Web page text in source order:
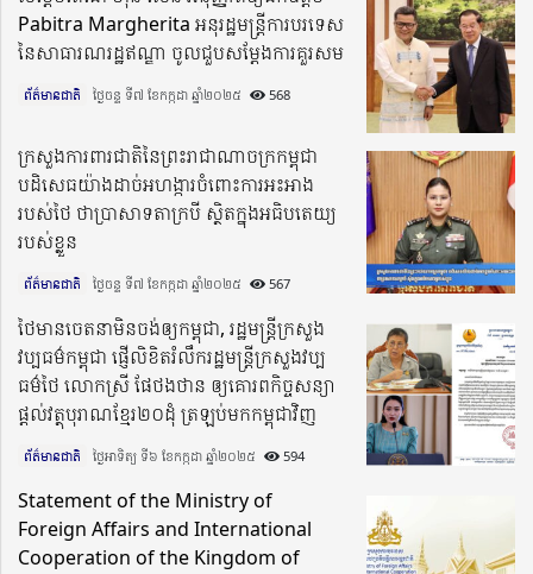
Pabitra Margherita អនុរដ្ឋមន្រ្តីការបរទេស
នៃសាធារណរដ្ឋឥណ្ឌា ចូលជួបសម្តែងការគួរសម
ព័ត៌មានជាតិ ថ្ងៃចន្ទ ទី៧ ខែកក្កដា ឆ្នាំ២០២៥​ 568
ក្រសួងការពារជាតិនៃព្រះរាជាណាចក្រកម្ពុជា
បដិសេធយ៉ាងដាច់អហង្ការចំពោះការអះអាង
របស់ថៃ ថាប្រាសាទតាក្របី ស្ថិតក្នុងអធិបតេយ្យ
របស់ខ្លួន
ព័ត៌មានជាតិ ថ្ងៃចន្ទ ទី៧ ខែកក្កដា ឆ្នាំ២០២៥​ 567
ថៃមានចេតនាមិនចង់ឲ្យកម្ពុជា, រដ្ឋមន្ដ្រីក្រសួង
វប្បធម៌កម្ពុជា ផ្ញើលិខិតរំលឹករដ្ឋមន្ដ្រីក្រសួងវប្ប
ធម៌ថៃ លោកស្រី ផែថងថាន ឲ្យគោរពកិច្ចសន្យា
ផ្ដល់វត្ថុបុរាណខ្មែរ២០ដុំ ត្រឡប់មកកម្ពុជាវិញ
ព័ត៌មានជាតិ ថ្ងៃអាទិត្យ ទី៦ ខែកក្កដា ឆ្នាំ២០២៥​ 594
Statement of the Ministry of
Foreign Affairs and International
Cooperation of the Kingdom of